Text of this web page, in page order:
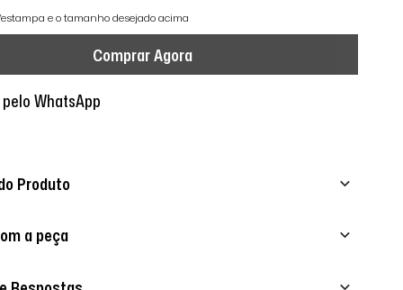
e o tamanho desejado acima
Comprar Agora
WhatsApp
Produto
a peça